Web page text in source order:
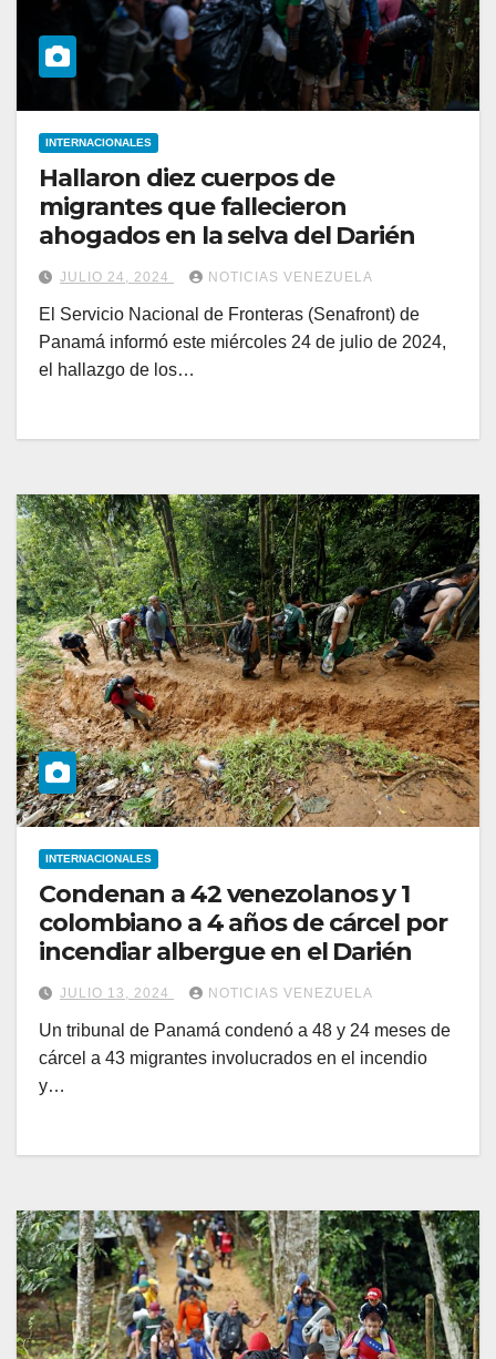
INTERNACIONALES
Hallaron diez cuerpos de
migrantes que fallecieron
ahogados en la selva del Darién
JULIO 24, 2024 NOTICIAS VENEZUELA
El Servicio Nacional de Fronteras (Senafront) de
Panamá informó este miércoles 24 de julio de 2024,
el hallazgo de los…
INTERNACIONALES
Condenan a 42 venezolanos y 1
colombiano a 4 años de cárcel por
incendiar albergue en el Darién
JULIO 13, 2024 NOTICIAS VENEZUELA
Un tribunal de Panamá condenó a 48 y 24 meses de
cárcel a 43 migrantes involucrados en el incendio
y…